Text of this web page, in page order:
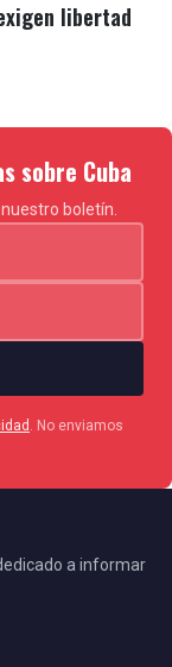
libertad
sobre Cuba
boletín.
. No enviamos
a informar